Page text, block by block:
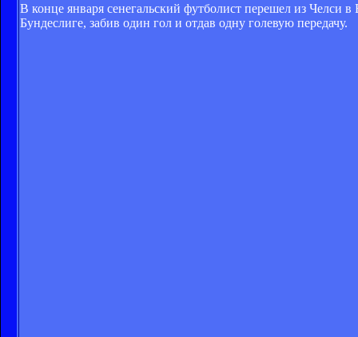
В конце января сенегальский футболист перешел из Челси
Бундеслиге, забив один гол и отдав одну голевую передачу.